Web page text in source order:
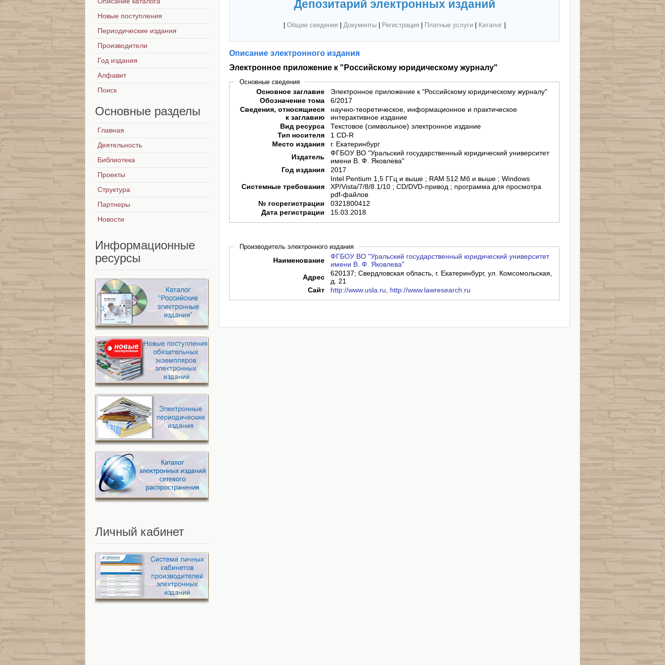
Депозитарий электронных изданий
Общие сведения Документы| Регистрация Платные услуги| Каталог|
Описание электронного издания
Электронное приложение к "Российскому юридическому журналу"
Основные сведения
Основное заглавие
Электронное приложение к "Российскому юридическому журналу"
Обозначение тома
6/2017
Сведения, относящиеся
к заглавию
научно-теоретическое, информационное и практическое
интерактивное издание
Вид ресурса
Текстовое (символьное) электронное издание
Тип носителя
1 CD-R
Место издания
г. Екатеринбург
Издатель
ФГБОУ ВО "Уральский государственный юридический университет
имени В. Ф. Яковлева"
Год издания
2017
Системные требования
Intel Pentium 1,5 ГГц и выше ; RAM 512 Мб и выше ; Windows
XP/Vista/7/8/8.1/10 ; CD/DVD-привод ; программа для просмотра
pdf-файлов
№ госрегистрации
0321800412
Дата регистрации
15.03.2018
Производитель электронного издания
Наименование
ФГБОУ ВО "Уральский государственный юридический университет
имени В. Ф. Яковлева"
Адрес
620137; Свердловская область, г. Екатеринбург, ул. Комсомольская,
д. 21
Сайт
http://www.usla.ru, http://www.lawresearch.ru
Новые поступления
Периодические издания
Производители
Год издания
Алфавит
Поиск
Основные разделы
Главная
Деятельность
Библиотека
Проекты
Структура
Партнеры
Новости
Информационные
ресурсы
Личный кабинет